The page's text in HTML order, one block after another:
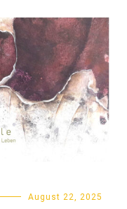
August 22, 2025